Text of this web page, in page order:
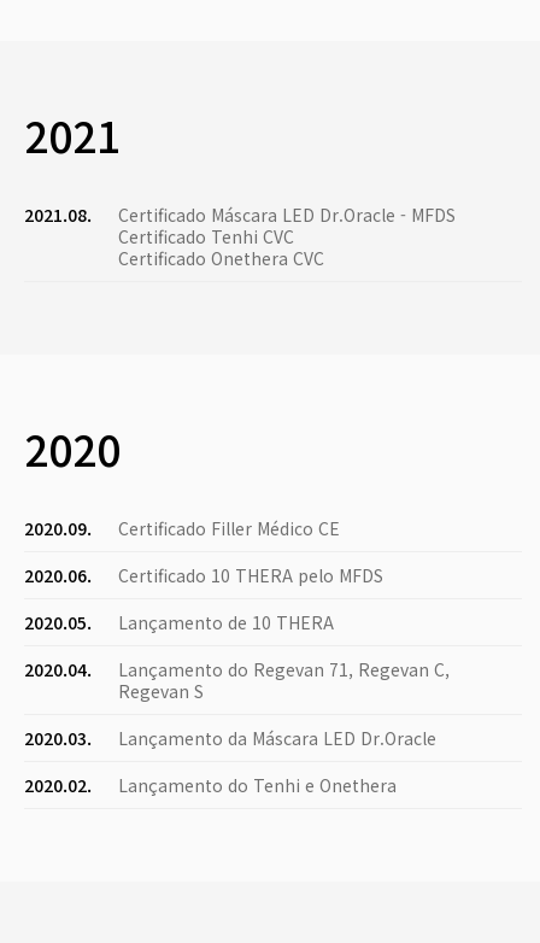
2021
2021.08.
Certificado Máscara LED Dr.Oracle - MFDS
Certificado Tenhi CVC
Certificado Onethera CVC
2020
2020.09.
Certificado Filler Médico CE
2020.06.
Certificado 10 THERA pelo MFDS
2020.05.
Lançamento de 10 THERA
2020.04.
Lançamento do Regevan 71, Regevan C,
Regevan S
2020.03.
Lançamento da Máscara LED Dr.Oracle
2020.02.
Lançamento do Tenhi e Onethera